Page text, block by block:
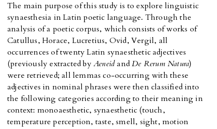
The main purpose of this study is to explore linguistic
synaesthesia in Latin poetic language. Through the
analysis of a poetic corpus, which consists of works of
Catullus, Horace, Lucretius, Ovid, Vergil, all
occurrences of twenty Latin synaesthetic adjectives
(previously extracted byAeneidandDe Rerum Natura)
were retrieved; all lemmas co-occurring with these
adjectives in nominal phrases were then classified into
the following categories according to their meaning in
context: monoaesthetic, synaesthetic (touch,
temperature perception, taste, smell, sight, motion